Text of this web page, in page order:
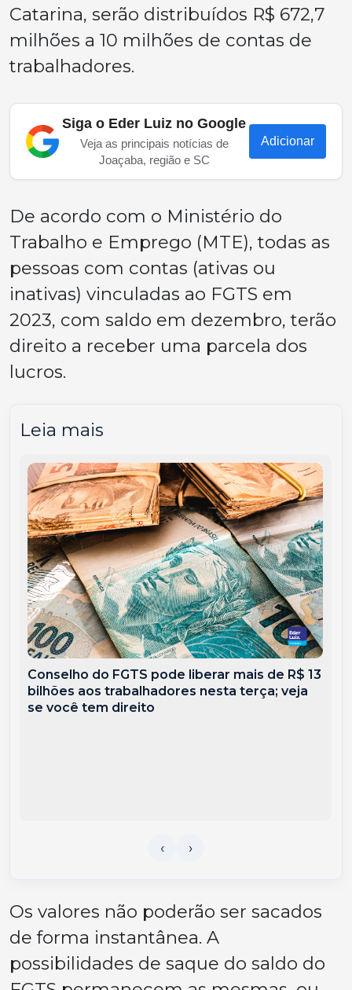
Catarina, serão distribuídos R$ 672,7
milhões a 10 milhões de contas de
trabalhadores.
Siga o Eder Luiz no Google
Veja as principais notícias de
Joaçaba, região e SC
Adicionar
De acordo com o Ministério do
Trabalho e Emprego (MTE), todas as
pessoas com contas (ativas ou
inativas) vinculadas ao FGTS em
2023, com saldo em dezembro, terão
direito a receber uma parcela dos
lucros.
Leia mais
Conselho do FGTS pode liberar mais de R$ 13
bilhões aos trabalhadores nesta terça; veja
se você tem direito
Os valores não poderão ser sacados
de forma instantânea. A
possibilidades de saque do saldo do